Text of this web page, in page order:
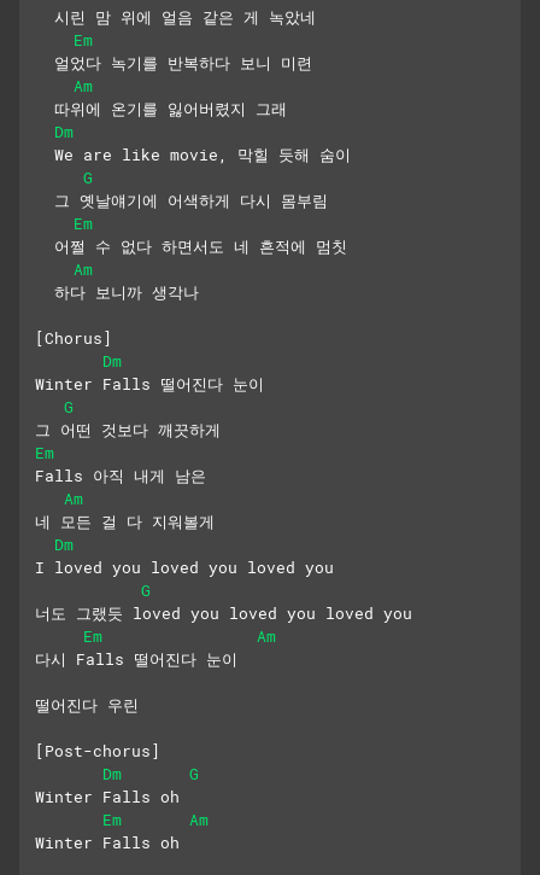
  시린 맘 위에 얼음 같은 게 녹았네
Em
  얼었다 녹기를 반복하다 보니 미련
Am
  따위에 온기를 잃어버렸지 그래
Dm
  We are like movie, 막힐 듯해 숨이
G
  그 옛날얘기에 어색하게 다시 몸부림
Em
  어쩔 수 없다 하면서도 네 흔적에 멈칫
Am
  하다 보니까 생각나
[Chorus]
Dm
Winter Falls 떨어진다 눈이
G
그 어떤 것보다 깨끗하게
Em
Falls 아직 내게 남은
Am
네 모든 걸 다 지워볼게
Dm
I loved you loved you loved you
G
너도 그랬듯 loved you loved you loved you
Em
Am
다시 Falls 떨어진다 눈이
떨어진다 우린
[Post-chorus]
Dm
G
Winter Falls oh
Em
Am
Winter Falls oh